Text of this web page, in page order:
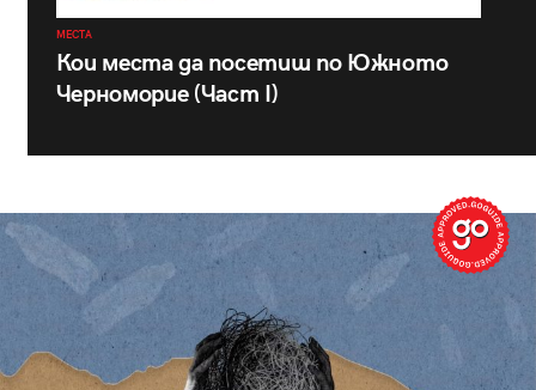
МЕСТА
Кои места да посетиш по Южното
Черноморие (Част I)